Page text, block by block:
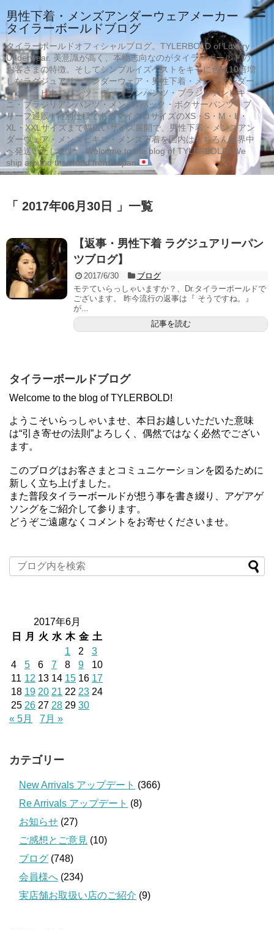
男性下着・メンズアンダーウェアメーカー
タイラーボールドブログ
タイラーボールドオフィシャルブログ。TYLERBOLD of Luxury
Underwear. 美意識が高く、本物志向なのがタイラーボールドの
お客さまの特徴。そしてシンプルイズベストをキモに色気10倍増
しなラグジュアリーアンダーウェア・男性下着・メンズアンダー
ウェア・ビキニパンツ・ブーメランパンツ・ブラジリアンビキ
ニ・ブラジリアンパンツ・メンズTバック・ボクサーパンツ・ブ
リーフ通販 | 特別仕様であるマイクロサイズのXS・S・M・L・
XL・XXLサイズまで幅広いサイズ展開で、男性下着・メンズアン
ダーウェア・メンズビキニ・メンズ下着を国内はもちろん世界中
へ発送いたします。 Welcome to the blog of TYLERBOLD! We
ship around the world from Japan
「 2017年06月30日 」一覧
【返事・男性下着 ラグジュアリーパン
ツブログ】
2017/6/30
ブログ
モテていらっしゃいますか？、Dr.タイラーボールドで
ございます。 昨今流行の返事は『 そうですね。』
が...
記事を読む
タイラーボールドブログ
Welcome to the blog of TYLERBOLD!
ようこそいらっしゃいませ、本日お越しいただいた意味
は“引き寄せの法則”よろしく、偶然ではなく必然でござい
ます。
このブログはお客さまとコミュニケーションを図るために
新しく立ち上げました。
また普段タイラーボールドが想う事を書き綴り、アゲアゲ
ソングをご紹介して参ります。
どうぞご遠慮なくコメントをお寄せくださいませ。
2017年6月
日
月 火 水 木 金 土
1
2
3
4
5 6 7 8 9
10
11 12 13 14 15 16 17
18 19 20 21 22 23 24
25 26 27 28 29 30
« 5月
7月 »
カテゴリー
New Arrivals アップデート (366)
Re Arrivals アップデート (8)
お知らせ (27)
ご感想とご意見 (10)
ブログ (748)
会員様へ (234)
実店舗お取扱い店のご紹介 (9)